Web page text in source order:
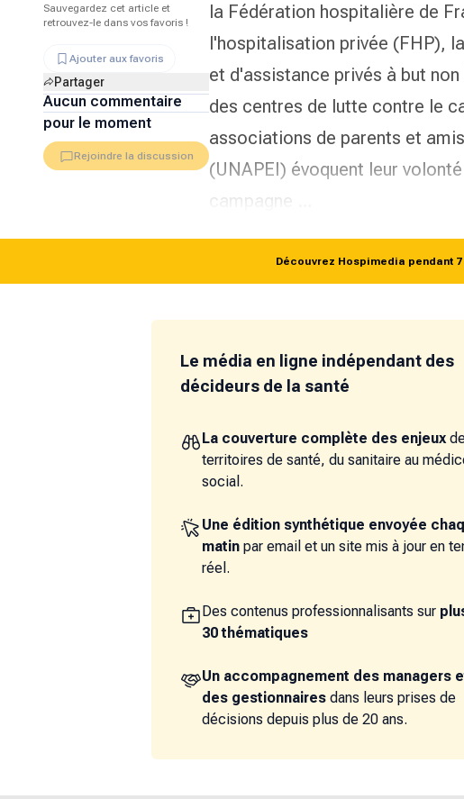
la Fédération hospitalière de
l'hospitalisation privée (FHP),
et d'assistance privés à but
des centres de lutte contre le
associations de parents et
(UNAPEI) évoquent leur
campagne …
Sauvegardez cet article et
retrouvez-le dans vos favoris !
Ajouter aux favoris
Partager
Aucun commentaire
pour le moment
Rejoindre la discussion
Découvrez Hospimedia pendant
Le média en ligne indépendant des
décideurs de la santé
La couverture complète des enjeux
territoires de santé, du sanitaire au
social.
Une édition synthétique envoyée
matin par email et un site mis à jour en
réel.
Des contenus professionnalisants sur
30 thématiques
Un accompagnement des managers
des gestionnaires dans leurs prises de
décisions depuis plus de 20 ans.